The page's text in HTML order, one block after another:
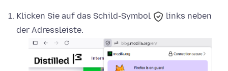
Klicken Sie auf das Schild-Symbol
links neben
der Adressleiste.